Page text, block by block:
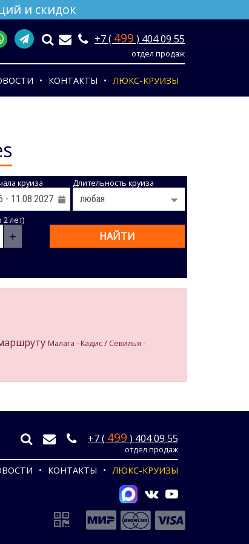
и скидок
+7 ( 499 ) 404 09 55
отдел продаж
КОНТАКТЫ ЛЮКС-КРУИЗЫ
круиза Длительность круиза
лет)
+ НАЙТИ
Малага - Кадиc / Севилья -
+7 ( 499 ) 404 09 55
отдел продаж
КОНТАКТЫ ЛЮКС-КРУИЗЫ